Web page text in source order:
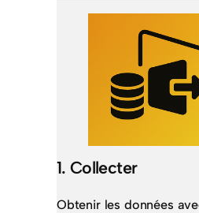
1. Collecter
Obtenir les données